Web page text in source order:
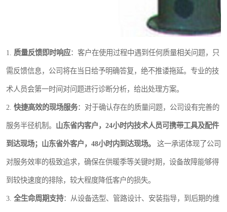
1. 质量反馈即时响应：客户在使用过程中遇到任何质量相关问题，只
需反馈信息，公司将在当日给予明确答复，绝不推诿拖延。专业的技
术人员会第一时间对问题进行诊断分析，给出处理方案。
2. 快捷高效的现场服务：对于确认存在的质量问题，公司设有完善的
服务半径机制。 山东省内客户，24小时内技术人员可携带工具及配件
到达现场；山东省外客户，48小时内到达现场。 这一承诺体现了公司
对服务效率的极致追求，确保在供暖季等关键时期，设备故障能够得
到较快速度的排除，较大程度降低客户的损失。
3. 全生命周期支持：从设备选型、管路设计、安装指导，到后期的维